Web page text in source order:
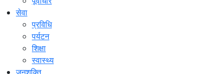
सेवा
प्रविधि
पर्यटन
शिक्षा
स्वास्थ्य